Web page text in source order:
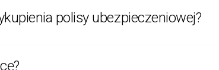
polisy ubezpieczeniowej?